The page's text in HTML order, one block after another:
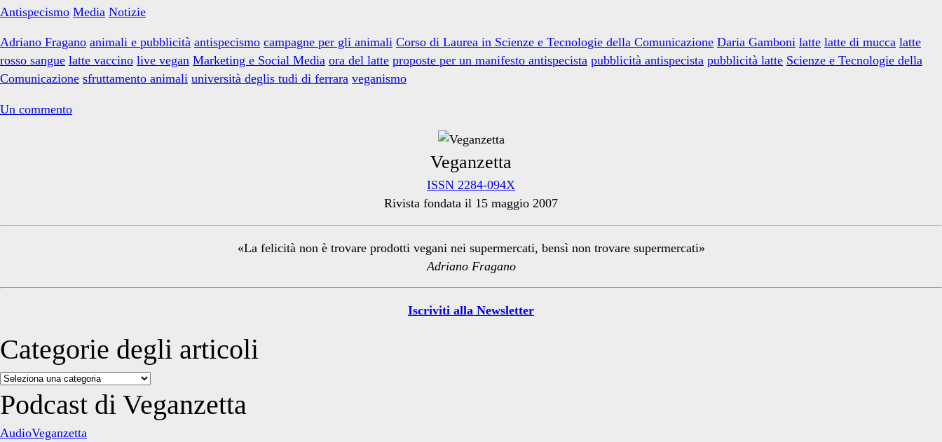
LATTE”
“LATTE
ROSSO
L’informazione
Antispecismo Media Notizie
Adriano Fragano animali e pubblicità antispecismo campagne per gli animali Corso di Laurea in Scienze e Tecnologie della Comunicazione Daria Gamboni latte latte di mucca latte
rosso sangue latte vaccino live vegan Marketing e Social Media ora del latte proposte per un manifesto antispecista pubblicità antispecista pubblicità latte Scienze e Tecnologie della
Comunicazione sfruttamento animali università deglis tudi di ferrara veganismo
Un commento
Sidebar
Veganzetta
ISSN 2284-094X
Rivista fondata il 15 maggio 2007
«La felicità non è trovare prodotti vegani nei supermercati, bensì non trovare supermercati»
Adriano Fragano
Iscriviti alla Newsletter
Categorie degli articoli
Categorie
degli
articoli
Podcast di Veganzetta
AudioVeganzetta